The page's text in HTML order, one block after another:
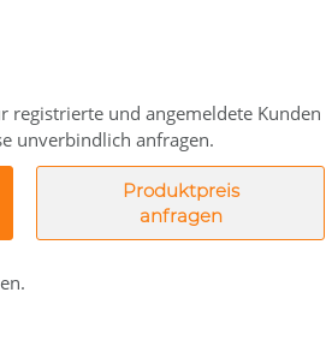
registrierte und angemeldete Kunden
unverbindlich anfragen.
Produktpreis
anfragen